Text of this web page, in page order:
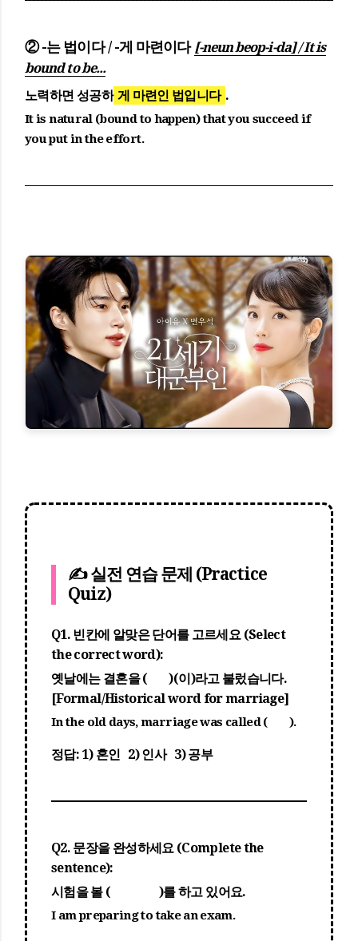
② -는 법이다 / -게 마련이다 [-neun beop-i-da] / It is
bound to be...
노력하면 성공하 게 마련인 법입니다 .
It is natural (bound to happen) that you succeed if
you put in the effort.
✍️ 실전 연습 문제 (Practice
Quiz)
Q1. 빈칸에 알맞은 단어를 고르세요 (Select
the correct word):
옛날에는 결혼을 ( )(이)라고 불렀습니다.
[Formal/Historical word for marriage]
In the old days, marriage was called ( ).
정답: 1) 혼인 2) 인사 3) 공부
Q2. 문장을 완성하세요 (Complete the
sentence):
시험을 볼 ( )를 하고 있어요.
I ampreparingto take an exam.